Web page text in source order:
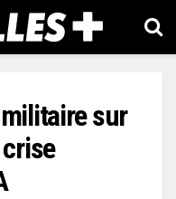
militaire sur